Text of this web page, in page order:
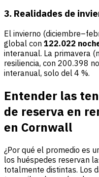
3. Realidades de
El invierno
global con 122.022
interanual. La primavera
resiliencia, con 200.398
interanual, solo del 4 %.
Entender las
de reserva en
en Cornwall
¿Por qué el promedio es
los huéspedes reservan
totalmente distintas. Los